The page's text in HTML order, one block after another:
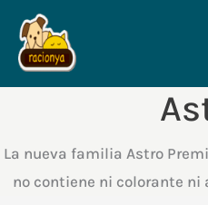
contenido
La nueva familia Astro
no contiene ni colorante